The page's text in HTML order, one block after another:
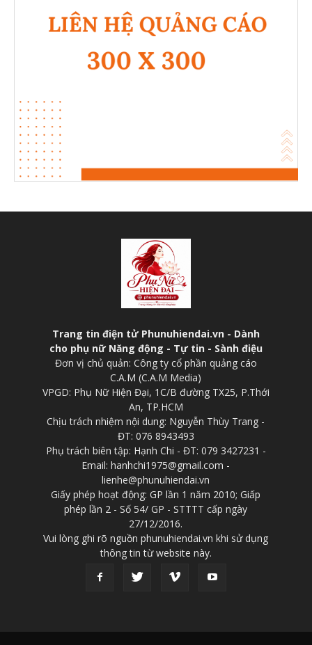
Trang tin điện tử Phunuhiendai.vn - Dành
cho phụ nữ Năng động - Tự tin - Sành điệu
Đơn vị chủ quản: Công ty cổ phần quảng cáo
C.A.M (C.A.M Media)
VPGD: Phụ Nữ Hiện Đại, 1C/B đường TX25, P.Thới
An, TP.HCM
Chịu trách nhiệm nội dung: Nguyễn Thùy Trang -
ĐT: 076 8943493
Phụ trách biên tập: Hạnh Chi - ĐT: 079 3427231 -
Email: hanhchi1975@gmail.com -
lienhe@phunuhiendai.vn
Giấy phép hoạt động: GP lần 1 năm 2010; Giấp
phép lần 2 - Số 54/ GP - STTTT cấp ngày
27/12/2016.
Vui lòng ghi rõ nguồn phunuhiendai.vn khi sử dụng
thông tin từ website này.